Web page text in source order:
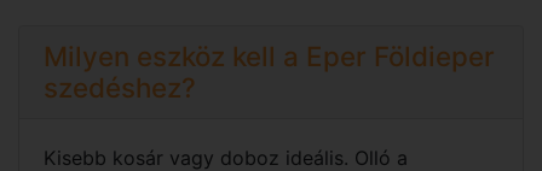
Milyen eszköz kell a Eper Földieper
szedéshez?
Kisebb kosár vagy doboz ideális. Olló a